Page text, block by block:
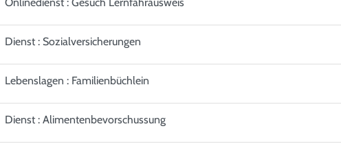
Dienst : Sozialversicherungen
Lebenslagen : Familienbüchlein
Dienst : Alimentenbevorschussung